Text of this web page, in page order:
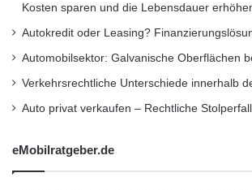
Kosten sparen und die Lebensdauer
Autokredit oder Leasing?
Automobilsektor: Galvanische Oberflächen
Verkehrsrechtliche Unterschiede innerhalb
Auto privat verkaufen – Rechtliche
eMobilratgeber.de